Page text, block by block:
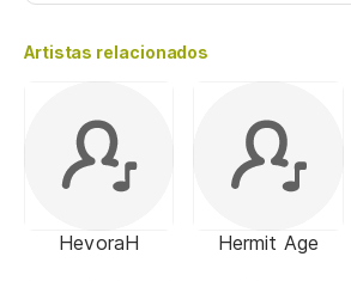
Artistas relacionados
HevoraH Hermit Age